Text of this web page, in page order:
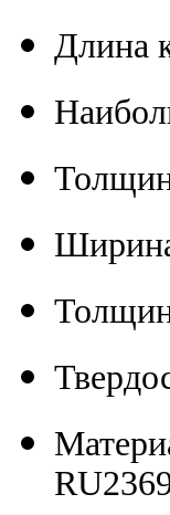
Длина